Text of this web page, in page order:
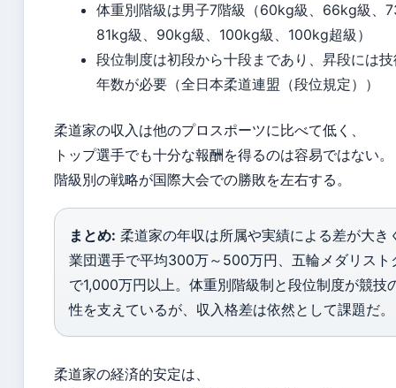
体重別階級は男子7階級（60kg級、66kg級、
81kg級、90kg級、100kg級、100kg超級）
段位制度は初段から十段まであり、昇段には
年数が必要（全日本柔道連盟（段位規定））
柔道家の収入は他のプロスポーツに比べて低く、
トップ選手でも十分な報酬を得るのは容易ではない。
階級別の戦略が国際大会での勝敗を左右する。
まとめ: 柔道家の年収は所属や実績による差が大き
業団選手で平均300万～500万円、五輪メダリスト
で1,000万円以上。体重別階級制と段位制度が競技
性を支えているが、収入格差は依然として課題だ。
柔道家の経済的安定は、